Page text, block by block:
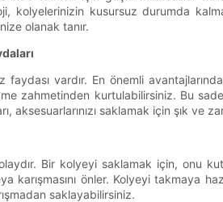
kolyelerinizin kusursuz durumda
olanak tanır.
faydası vardır. En önemli
zahmetinden kurtulabilirsiniz. Bu
aksesuarlarınızı saklamak için şık
Bir kolyeyi saklamak için, onu
karışmasını önler. Kolyeyi takmaya
saklayabilirsiniz.